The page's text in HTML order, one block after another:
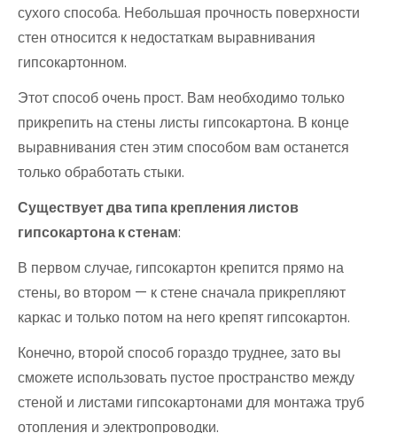
сухого способа. Небольшая прочность поверхности
стен относится к недостаткам выравнивания
гипсокартонном.
Этот способ очень прост. Вам необходимо только
прикрепить на стены листы гипсокартона. В конце
выравнивания стен этим способом вам останется
только обработать стыки.
Существует два типа крепления листов
гипсокартона к стенам:
В первом случае, гипсокартон крепится прямо на
стены, во втором — к стене сначала прикрепляют
каркас и только потом на него крепят гипсокартон.
Конечно, второй способ гораздо труднее, зато вы
сможете использовать пустое пространство между
стеной и листами гипсокартонами для монтажа труб
отопления и электропроводки.